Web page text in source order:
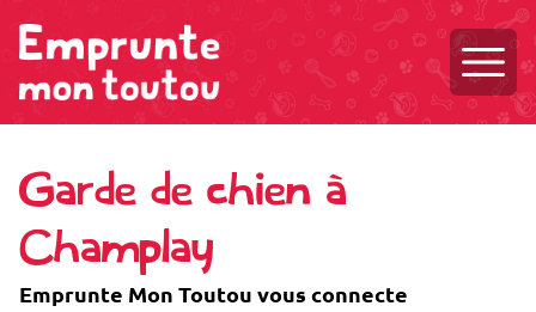
Garde de chien à
Champlay
Emprunte Mon Toutou vous connecte